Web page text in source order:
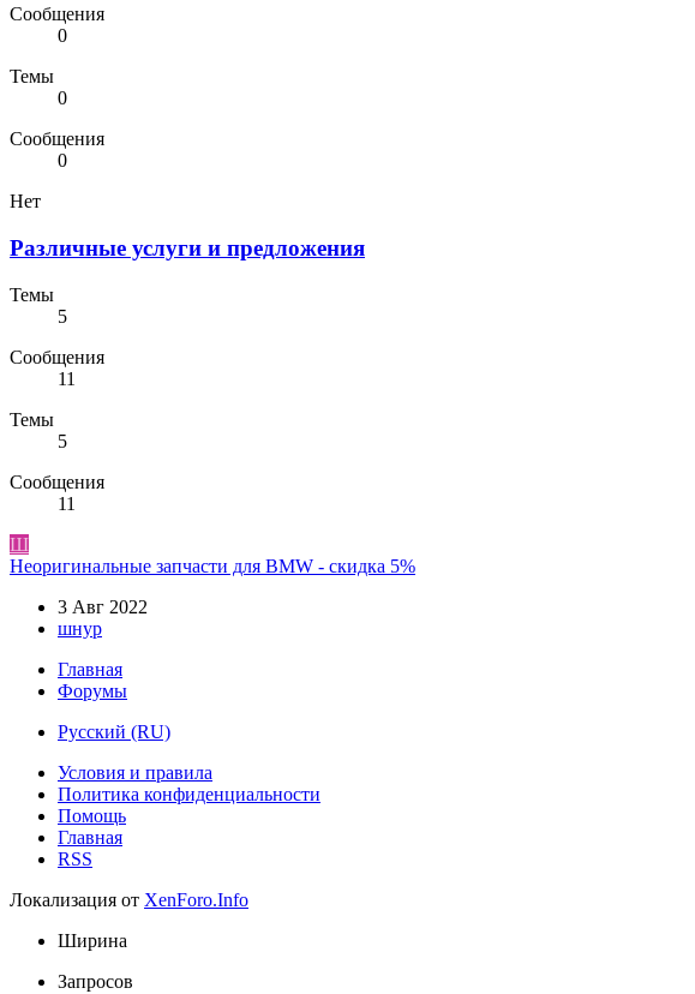
Сообщения
0
Темы
0
Сообщения
0
Нет
Различные услуги и предложения
Темы
5
Сообщения
11
Темы
5
Сообщения
11
Ш
Неоригинальные запчасти для BMW - скидка 5%
3 Авг 2022
шнур
Главная
Форумы
Русский (RU)
Условия и правила
Политика конфиденциальности
Помощь
Главная
RSS
Локализация от XenForo.Info
Ширина
Запросов